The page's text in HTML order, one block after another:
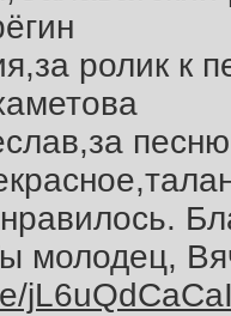
ролик к
молодец,